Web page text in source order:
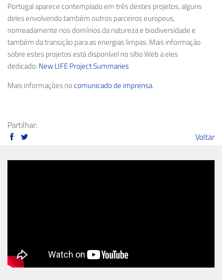
Portugal aparece contemplado em três destes projetos, alguns
deles envolvendo também outros parceiros europeus,
nomeadamente nos domínios da natureza e biodiversidade e
também da transição para as energias limpas. Mais informação
sobre estes projetos está disponível no sítio Web a eles
dedicado: New LIFE Project Summaries
Mais informações nocomunicado de imprensa.
Partilhar:
Voltar